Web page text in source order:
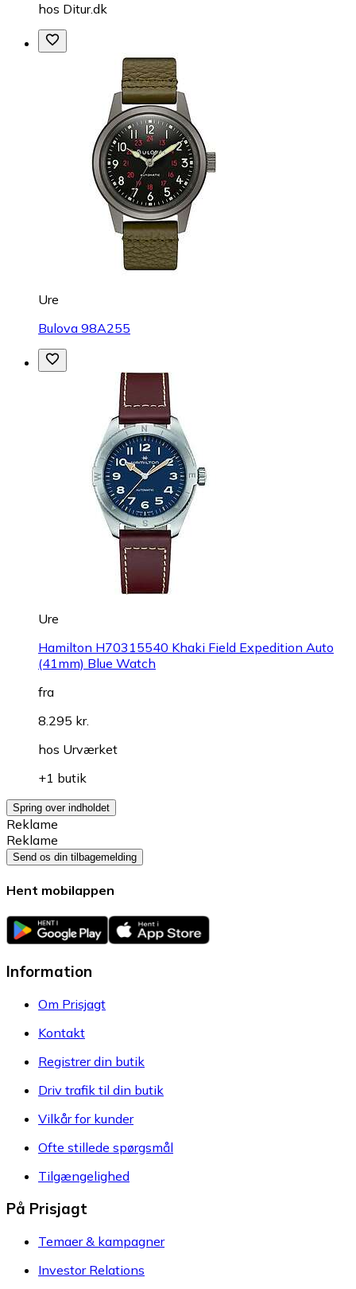
hos Ditur.dk
Ure
Bulova 98A255
Ure
Hamilton H70315540 Khaki Field Expedition Auto
(41mm) Blue Watch
fra
8.295 kr.
hos Urværket
+1 butik
Spring over indholdet
Reklame
Reklame
Send os din tilbagemelding
Hent mobilappen
Information
Om Prisjagt
Kontakt
Registrer din butik
Driv trafik til din butik
Vilkår for kunder
Ofte stillede spørgsmål
Tilgængelighed
På Prisjagt
Temaer & kampagner
Investor Relations